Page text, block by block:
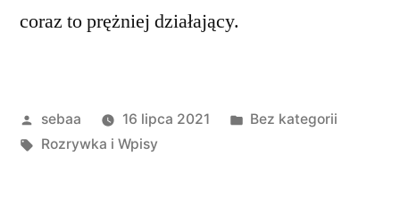
coraz to prężniej działający.
Posted
by
sebaa 16 lipca 2021
Posted
Bez kategorii
Tagi:
Rozrywka i Wpisy